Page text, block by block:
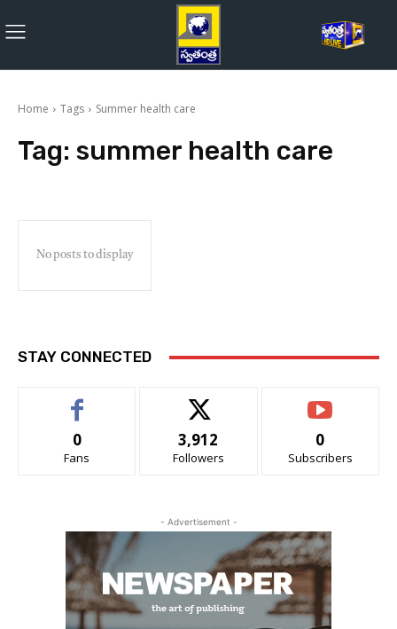
Home Tags Summer health care
Tag: summer health care
No posts to display
STAY CONNECTED
0
Fans
3,912
Followers
0
Subscribers
- Advertisement -